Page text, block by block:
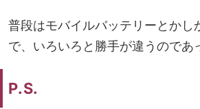
普段はモバイルバッテリーとかし
で、いろいろと勝手が違うのであ
P.S.